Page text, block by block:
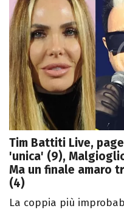
Tim Battiti Live,
'unica' (9),
Ma un finale amaro
(4)
La coppia più